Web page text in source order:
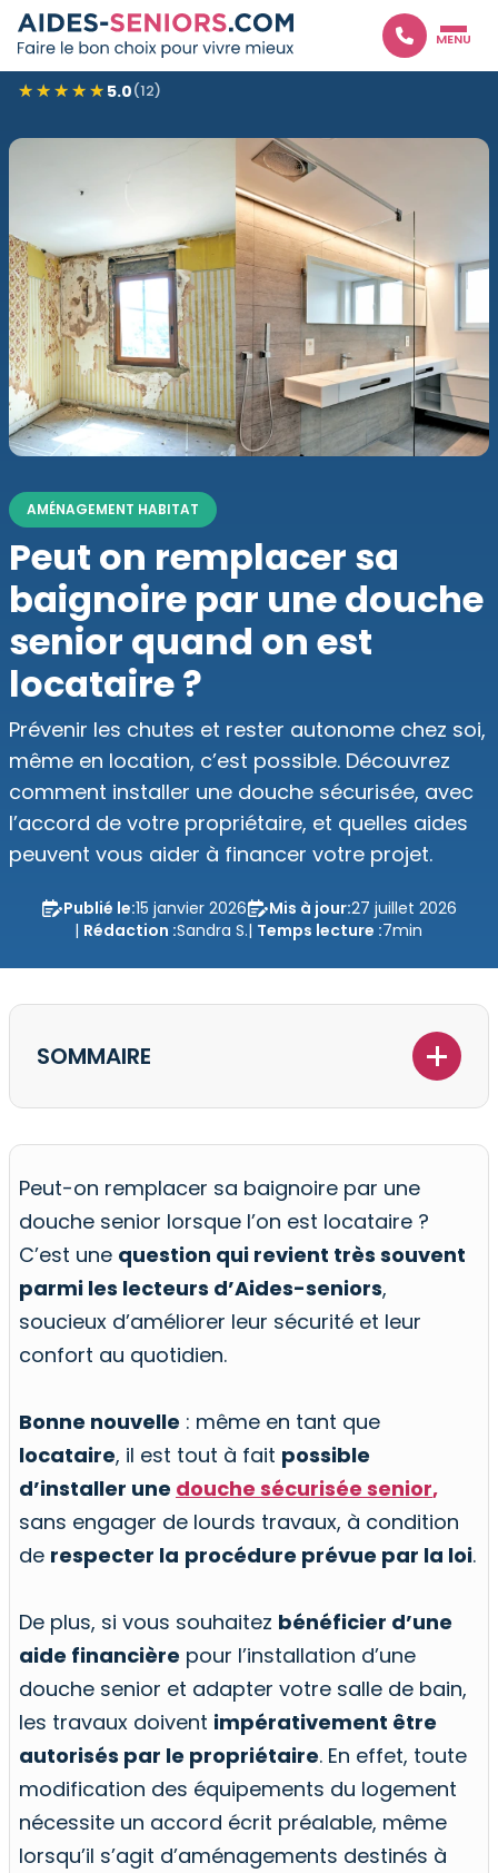
 MENU
★★★★★
★★★★★ 5.0(12)
AMÉNAGEMENT HABITAT
Peut on remplacer sa
baignoire par une douche
senior quand on est
locataire ?
Prévenir les chutes et rester autonome chez soi,
même en location, c’est possible. Découvrez
comment installer une douche sécurisée, avec
l’accord de votre propriétaire, et quelles aides
peuvent vous aider à financer votre projet.
Publié le:15 janvier 2026Mis à jour:27 juillet 2026
| Rédaction :Sandra S.| Temps lecture :7min
SOMMAIRE
Peut-on remplacer sa baignoire par une
douche senior lorsque l’on est locataire ?
C’est une question qui revient très souvent
parmi les lecteurs d’Aides-seniors,
soucieux d’améliorer leur sécurité et leur
confort au quotidien.
Bonne nouvelle : même en tant que
locataire, il est tout à fait possible
d’installer une douche sécurisée senior,
sans engager de lourds travaux, à condition
de respecter la procédure prévue par la loi.
De plus, si vous souhaitez bénéficier d’une
aide financière pour l’installation d’une
douche senior et adapter votre salle de bain,
les travaux doivent impérativement être
autorisés par le propriétaire. En effet, toute
modification des équipements du logement
nécessite un accord écrit préalable, même
lorsqu’il s’agit d’aménagements destinés à